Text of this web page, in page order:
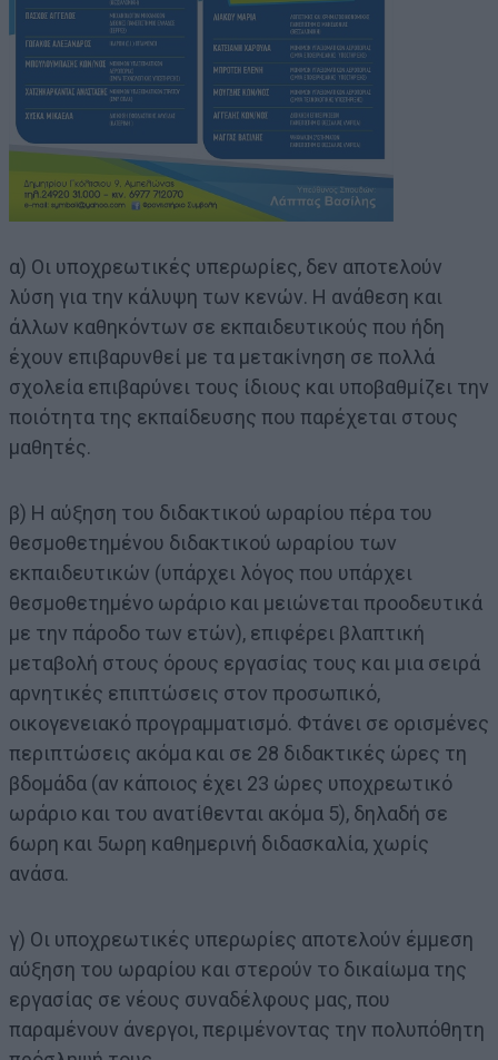
α) Οι υποχρεωτικές υπερωρίες, δεν αποτελούν
λύση για την κάλυψη των κενών. Η ανάθεση και
άλλων καθηκόντων σε εκπαιδευτικούς που ήδη
έχουν επιβαρυνθεί με τα μετακίνηση σε πολλά
σχολεία επιβαρύνει τους ίδιους και υποβαθμίζει την
ποιότητα της εκπαίδευσης που παρέχεται στους
μαθητές.
β) Η αύξηση του διδακτικού ωραρίου πέρα του
θεσμοθετημένου διδακτικού ωραρίου των
εκπαιδευτικών (υπάρχει λόγος που υπάρχει
θεσμοθετημένο ωράριο και μειώνεται προοδευτικά
με την πάροδο των ετών), επιφέρει βλαπτική
μεταβολή στους όρους εργασίας τους και μια σειρά
αρνητικές επιπτώσεις στον προσωπικό,
οικογενειακό προγραμματισμό. Φτάνει σε ορισμένες
περιπτώσεις ακόμα και σε 28 διδακτικές ώρες τη
βδομάδα (αν κάποιος έχει 23 ώρες υποχρεωτικό
ωράριο και του ανατίθενται ακόμα 5), δηλαδή σε
6ωρη και 5ωρη καθημερινή διδασκαλία, χωρίς
ανάσα.
γ) Οι υποχρεωτικές υπερωρίες αποτελούν έμμεση
αύξηση του ωραρίου και στερούν το δικαίωμα της
εργασίας σε νέους συναδέλφους μας, που
παραμένουν άνεργοι, περιμένοντας την πολυπόθητη